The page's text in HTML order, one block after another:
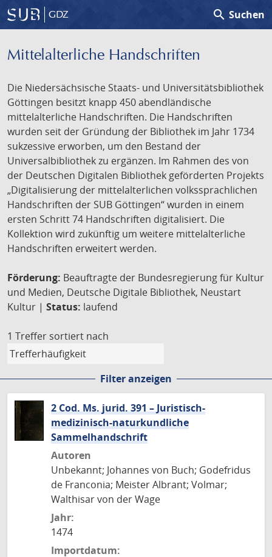
GDZ search Suchen
Mittelalterliche Handschriften
Die Niedersächsische Staats- und Universitätsbibliothek
Göttingen besitzt knapp 450 abendländische
mittelalterliche Handschriften. Die Handschriften
wurden seit der Gründung der Bibliothek im Jahr 1734
sukzessive erworben, um den Bestand der
Universalbibliothek zu ergänzen. Im Rahmen des von
der Deutschen Digitalen Bibliothek geförderten Projekts
„Digitalisierung der mittelalterlichen volkssprachlichen
Handschriften der SUB Göttingen“ wurden in einem
ersten Schritt 74 Handschriften digitalisiert. Die
Kollektion wird zukünftig um weitere mittelalterliche
Handschriften erweitert werden.
Förderung: Beauftragte der Bundesregierung für Kultur
und Medien, Deutsche Digitale Bibliothek, Neustart
Kultur | Status: laufend
1 Treffer sortiert nach
Filter anzeigen
2 Cod. Ms. jurid. 391 – Juristisch-
medizinisch-naturkundliche
Sammelhandschrift
Autoren
Unbekannt; Johannes von Buch; Godefridus
de Franconia; Meister Albrant; Volmar;
Walthisar von der Wage
Jahr:
1474
Importdatum: